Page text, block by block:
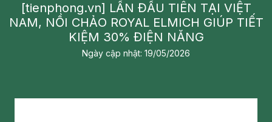
[tienphong.vn] LẦN ĐẦU TIÊN TẠI VIỆT
NAM, NỒI CHẢO ROYAL ELMICH GIÚP TIẾT
KIỆM 30% ĐIỆN NĂNG
Ngày cập nhật: 19/05/2026